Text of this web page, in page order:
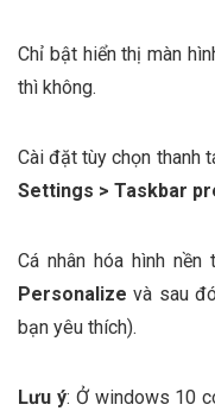
Chỉ bật hiển thị màn
thì không.
Cài đặt tùy chọn thanh
Settings > Taskbar
Cá nhân hóa hình
Personalize và sau
bạn yêu thích).
Lưu ý: Ở windows 10